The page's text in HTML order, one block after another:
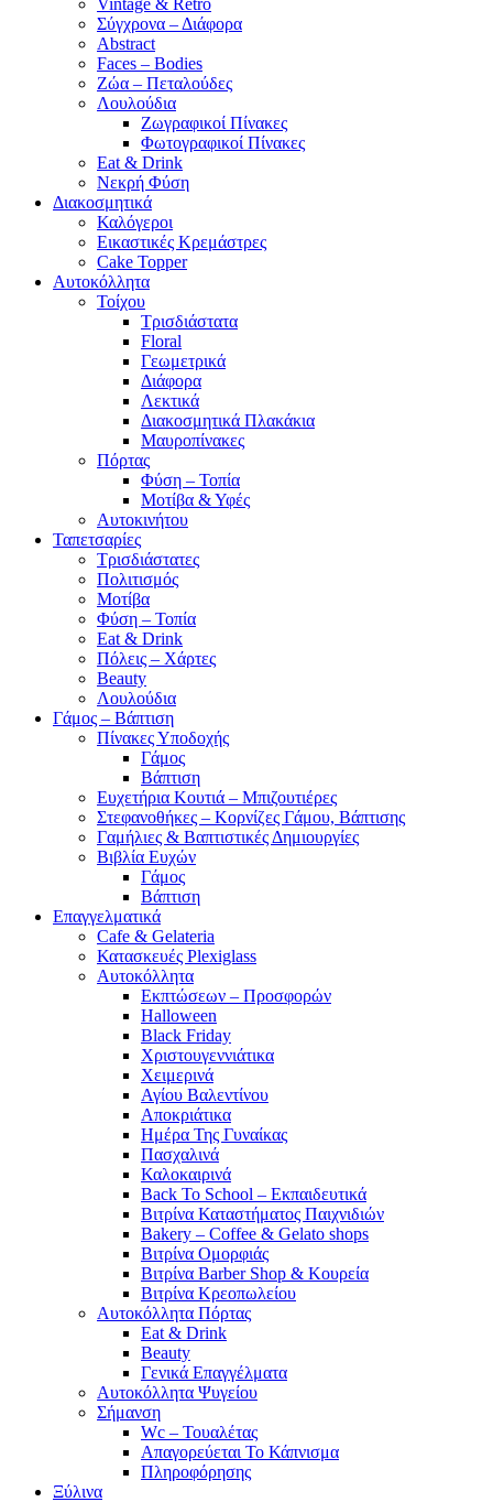
Vintage & Retro
Σύγχρονα – Διάφορα
Abstract
Faces – Bodies
Ζώα – Πεταλούδες
Λουλούδια
Ζωγραφικοί Πίνακες
Φωτογραφικοί Πίνακες
Eat & Drink
Νεκρή Φύση
Διακοσμητικά
Καλόγεροι
Εικαστικές Κρεμάστρες
Cake Topper
Αυτοκόλλητα
Τοίχου
Τρισδιάστατα
Floral
Γεωμετρικά
Διάφορα
Λεκτικά
Διακοσμητικά Πλακάκια
Μαυροπίνακες
Πόρτας
Φύση – Τοπία
Μοτίβα & Υφές
Αυτοκινήτου
Ταπετσαρίες
Τρισδιάστατες
Πολιτισμός
Μοτίβα
Φύση – Τοπία
Eat & Drink
Πόλεις – Χάρτες
Beauty
Λουλούδια
Γάμος – Βάπτιση
Πίνακες Υποδοχής
Γάμος
Βάπτιση
Ευχετήρια Κουτιά – Μπιζουτιέρες
Στεφανοθήκες – Κορνίζες Γάμου, Βάπτισης
Γαμήλιες & Βαπτιστικές Δημιουργίες
Βιβλία Ευχών
Γάμος
Βάπτιση
Επαγγελματικά
Cafe & Gelateria
Κατασκευές Plexiglass
Αυτοκόλλητα
Εκπτώσεων – Προσφορών
Halloween
Black Friday
Χριστουγεννιάτικα
Χειμερινά
Αγίου Βαλεντίνου
Αποκριάτικα
Ημέρα Της Γυναίκας
Πασχαλινά
Καλοκαιρινά
Back To School – Εκπαιδευτικά
Βιτρίνα Καταστήματος Παιχνιδιών
Bakery – Coffee & Gelato shops
Βιτρίνα Ομορφιάς
Βιτρίνα Barber Shop & Κουρεία
Βιτρίνα Κρεοπωλείου
Αυτοκόλλητα Πόρτας
Eat & Drink
Beauty
Γενικά Επαγγέλματα
Αυτοκόλλητα Ψυγείου
Σήμανση
Wc – Τουαλέτας
Απαγορεύεται Το Κάπνισμα
Πληροφόρησης
Ξύλινα